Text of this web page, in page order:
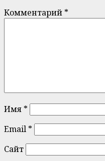
Комментарий *
Имя *
Email *
Сайт